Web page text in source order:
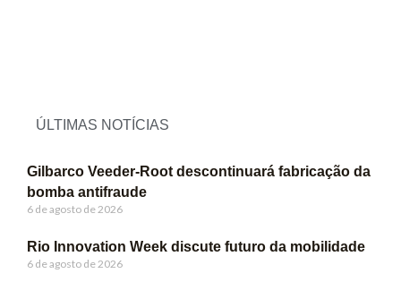
ÚLTIMAS NOTÍCIAS
Gilbarco Veeder-Root descontinuará fabricação da
bomba antifraude
6 de agosto de 2026
Rio Innovation Week discute futuro da mobilidade
6 de agosto de 2026